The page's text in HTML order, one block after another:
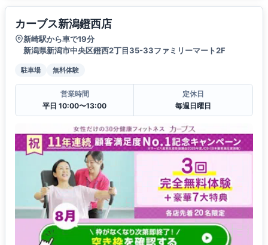
カーブス新潟鐙西店
新崎駅から車で19分
新潟県新潟市中央区鐙西2丁目35-33ファミリーマート2F
駐車場 無料体験
営業時間
平日 10:00〜13:00
定休日
毎週日曜日